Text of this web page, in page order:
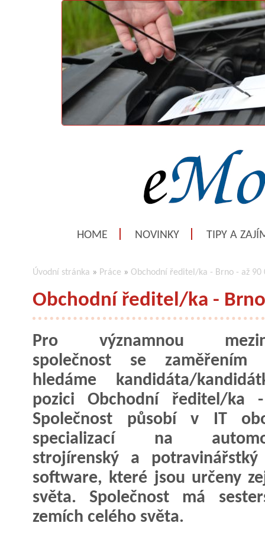
HOME NOVINKY TIPY A
Úvodní stránka » Práce » Obchodní ředitel/ka - Brno - až 90
Obchodní ředitel/ka - Brno
Pro významnou
společnost se
hledáme kandidáta/
pozici Obchodní ředitel/ka
Společnost působí v IT
specializací na
strojírenský a
software, které jsou určeny
světa. Společnost má
zemích celého světa.